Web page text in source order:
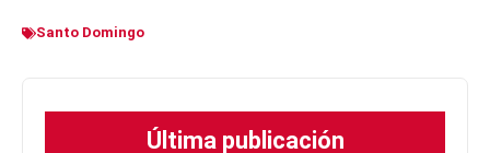
Santo Domingo
Última publicación